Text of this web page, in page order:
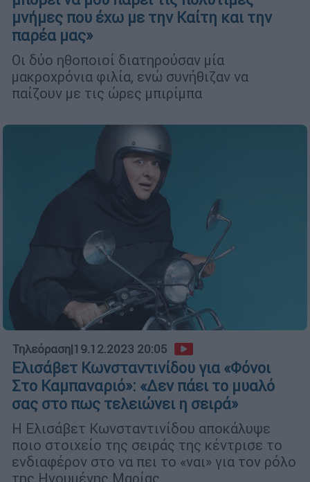
μνήμες που έχω με την Καίτη και την
παρέα μας»
Οι δύο ηθοποιοί διατηρούσαν μία
μακροχρόνια φιλία, ενώ συνήθιζαν να
παίζουν με τις ώρες μπιρίμπα
Τηλεόραση|19.12.2023 20:05
Ελισάβετ Κωνσταντινίδου για «Φόνοι
Στο Καμπαναριό»: «Δεν πάει το μυαλό
σας στο πως τελειώνει η σειρά»
Η Ελισάβετ Κωνσταντινίδου αποκάλυψε
ποιο στοιχείο της σειράς της κέντρισε το
ενδιαφέρον στο να πει το «ναι» για τον ρόλο
της Ηγουμένης Μαρίας